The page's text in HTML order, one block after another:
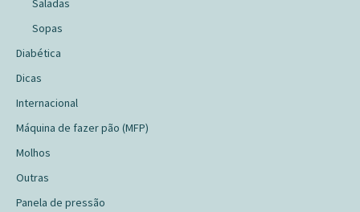
Saladas
Sopas
Diabética
Dicas
Internacional
Máquina de fazer pão (MFP)
Molhos
Outras
Panela de pressão